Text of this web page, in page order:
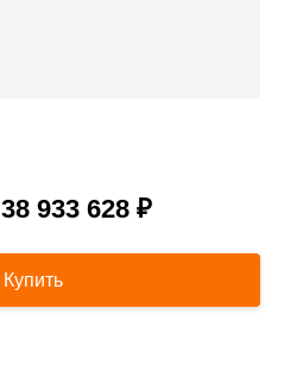
38 933 628 ₽
Купить